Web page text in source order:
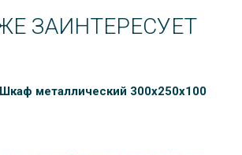
ЗАИНТЕРЕСУЕТ
Шкаф металлический 300х250х100